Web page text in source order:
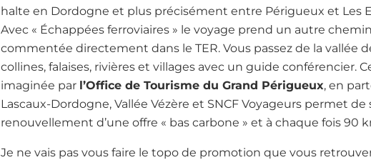
halte en Dordogne et plus précisément entre Périgueux et Les
Avec « Échappées ferroviaires » le voyage prend un autre
commentée directement dans le TER. Vous passez de la vallée
collines, falaises, rivières et villages avec un guide conférencier.
imaginée par l’Office de Tourisme du Grand Périgueux, en
Lascaux-Dordogne, Vallée Vézère et SNCF Voyageurs permet
renouvellement d’une offre « bas carbone » et à chaque fois 90
Je ne vais pas vous faire le topo de promotion que vous